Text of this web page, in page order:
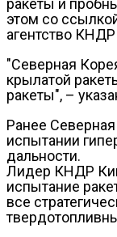
этом со
агентство
"Северная
крылатой
ракеты", –
Ранее
испытании
дальности.
Лидер КНДР
испытание
все